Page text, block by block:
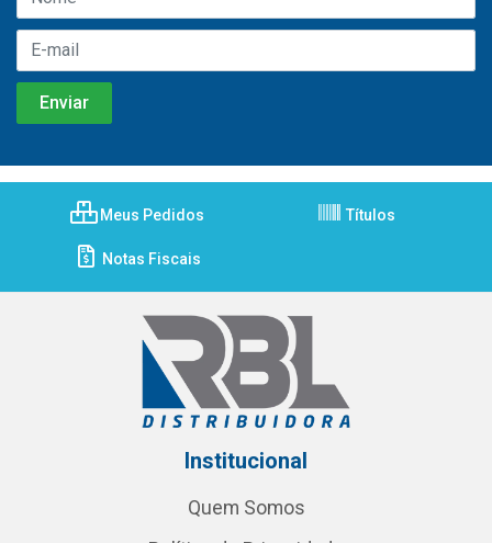
Meus Pedidos Títulos
Notas Fiscais
Institucional
Quem Somos